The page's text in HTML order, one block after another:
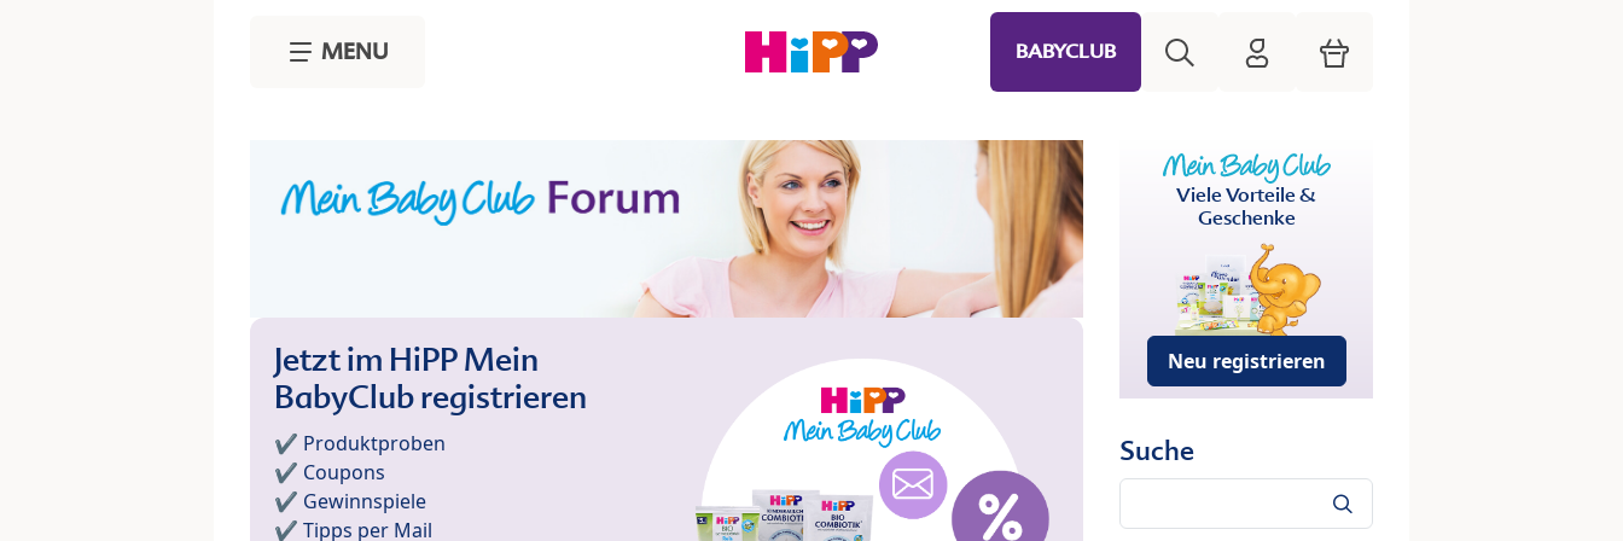
MENU BABYCLUB HiPP Mein Babyclub
Warenkorb
Jetzt im HiPP Mein
BabyClub registrieren
✔️ Produktproben
✔️ Coupons
✔️ Gewinnspiele
✔️ Tipps per Mail
Viele Vorteile &
Geschenke
Neu registrieren
Suche